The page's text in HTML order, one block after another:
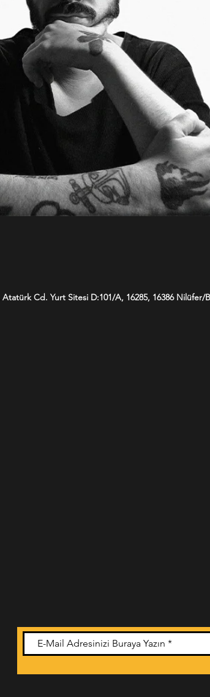
Cd. Yurt Sitesi D:101/A, 16285, 16386 Nilüfer/